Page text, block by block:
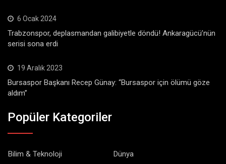
6 Ocak 2024
Trabzonspor, deplasmandan galibiyetle döndü! Ankaragücü’nün
serisi sona erdi
19 Aralık 2023
Bursaspor Başkanı Recep Günay: “Bursaspor için ölümü göze
aldım”
Popüler Kategoriler
Bilim & Teknoloji
Dünya